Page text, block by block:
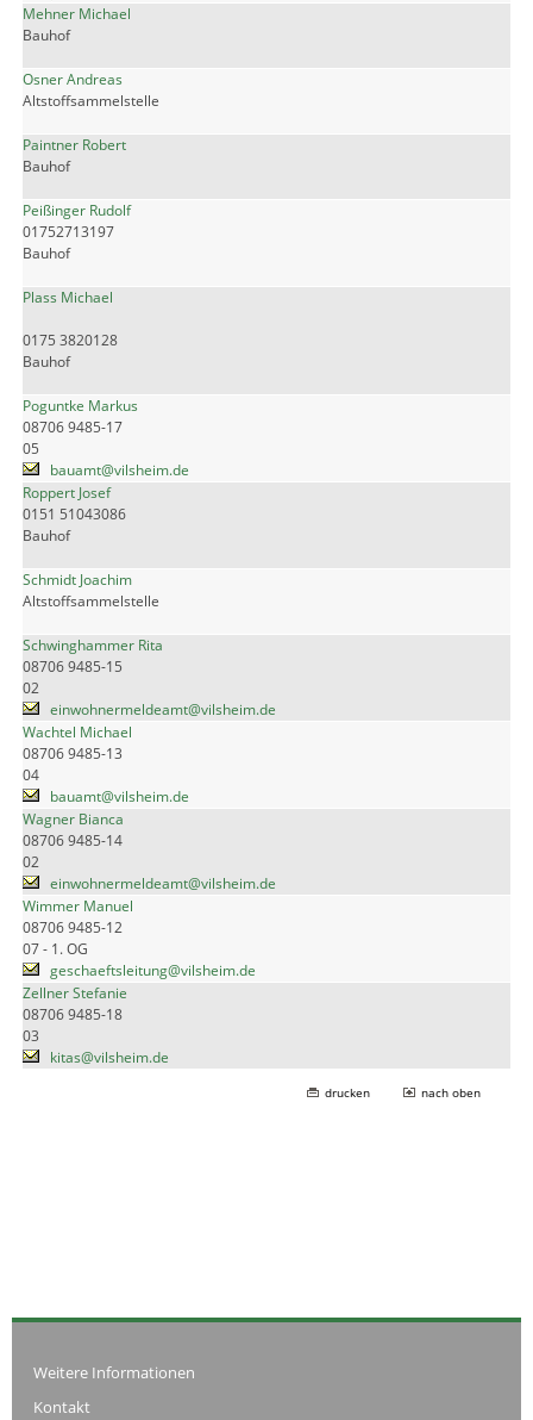
Mehner Michael
Bauhof
Osner Andreas
Altstoffsammelstelle
Paintner Robert
Bauhof
Peißinger Rudolf
01752713197
Bauhof
Plass Michael
0175 3820128
Bauhof
Poguntke Markus
08706 9485-17
05
bauamt@vilsheim.de
Roppert Josef
0151 51043086
Bauhof
Schmidt Joachim
Altstoffsammelstelle
Schwinghammer Rita
08706 9485-15
02
einwohnermeldeamt@vilsheim.de
Wachtel Michael
08706 9485-13
04
bauamt@vilsheim.de
Wagner Bianca
08706 9485-14
02
einwohnermeldeamt@vilsheim.de
Wimmer Manuel
08706 9485-12
07 - 1. OG
geschaeftsleitung@vilsheim.de
Zellner Stefanie
08706 9485-18
03
kitas@vilsheim.de
drucken nach oben
Weitere Informationen
Kontakt